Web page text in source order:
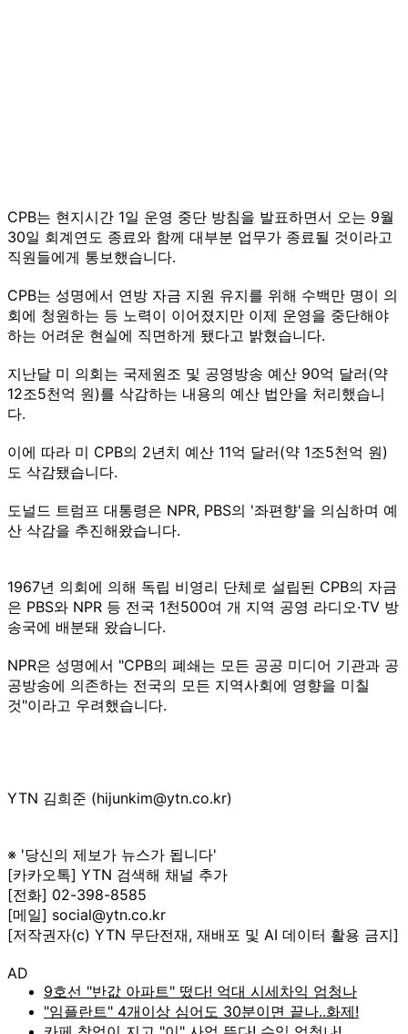
CPB는 현지시간 1일 운영 중단 방침을 발표하면서 오는 9월
30일 회계연도 종료와 함께 대부분 업무가 종료될 것이라고
직원들에게 통보했습니다.
CPB는 성명에서 연방 자금 지원 유지를 위해 수백만 명이 의
회에 청원하는 등 노력이 이어졌지만 이제 운영을 중단해야
하는 어려운 현실에 직면하게 됐다고 밝혔습니다.
지난달 미 의회는 국제원조 및 공영방송 예산 90억 달러(약
12조5천억 원)를 삭감하는 내용의 예산 법안을 처리했습니
다.
이에 따라 미 CPB의 2년치 예산 11억 달러(약 1조5천억 원)
도 삭감됐습니다.
도널드 트럼프 대통령은 NPR, PBS의 '좌편향'을 의심하며 예
산 삭감을 추진해왔습니다.
1967년 의회에 의해 독립 비영리 단체로 설립된 CPB의 자금
은 PBS와 NPR 등 전국 1천500여 개 지역 공영 라디오·TV 방
송국에 배분돼 왔습니다.
NPR은 성명에서 "CPB의 폐쇄는 모든 공공 미디어 기관과 공
공방송에 의존하는 전국의 모든 지역사회에 영향을 미칠
것"이라고 우려했습니다.
YTN 김희준 (hijunkim@ytn.co.kr)
※ '당신의 제보가 뉴스가 됩니다'
[카카오톡] YTN 검색해 채널 추가
[전화] 02-398-8585
[메일] social@ytn.co.kr
[저작권자(c) YTN 무단전재, 재배포 및 AI 데이터 활용 금지]
AD